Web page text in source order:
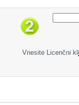
Vnesite Licenčni